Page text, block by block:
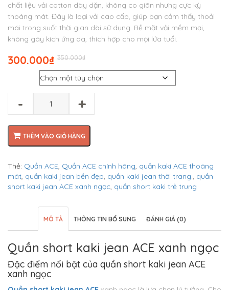
chất liệu vải cotton dày dặn, không co giãn nhưng cực kỳ
thoáng mát. Đây là loại vải cao cấp, giúp bạn cảm thấy thoải
mái trong suốt thời gian dài sử dụng. Bề mặt vải mềm mại,
không gây kích ứng da, thích hợp cho mọi lứa tuổi.
₫
350.000 Giá
là:
₫350.000.
₫
300.000
Giá
tại
là:
- +
THÊM VÀO GIỎ HÀNG
Thẻ: Quần ACE, Quần ACE chính hãng, quần kaki ACE thoáng
mát, quần kaki jean bền đẹp, quần kaki jean thời trang., quần
short kaki jean ACE xanh ngọc, quần short kaki trẻ trung
MÔ TẢ THÔNG TIN BỔ SUNG ĐÁNH GIÁ (0)
Quần short kaki jean ACE xanh ngọc
Đặc điểm nổi bật của quần short kaki jean ACE
xanh ngọc